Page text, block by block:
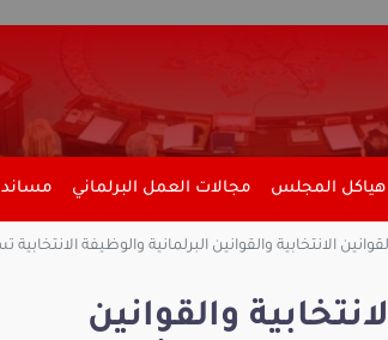
المجلس مجالات العمل البرلماني
الانتخابية والقوانين البرلمانية والوظيفة
والقوانين